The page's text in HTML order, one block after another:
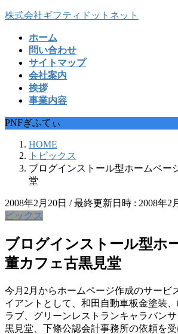
コ
ッ
プ
ナ
移
動
株式会社ギフティドットネット
ホーム
問い合わせ
サイトマップ
会社案内
挨拶
事業内容
PNFぎふてぃ
HOME
トピックス
ブログインストール型ホームペー
堂
2008年2月20日 / 最終更新日時 : 2008年2
ピックス
ブログインストール型ホ
董カフェ古黒見堂
今月2月からホームページ作成のサービ
イアントとして、和田自動車板金塗装
ラブ、グリーンレストランキャラバン
黒見堂、下條公認会計事務所の依頼を